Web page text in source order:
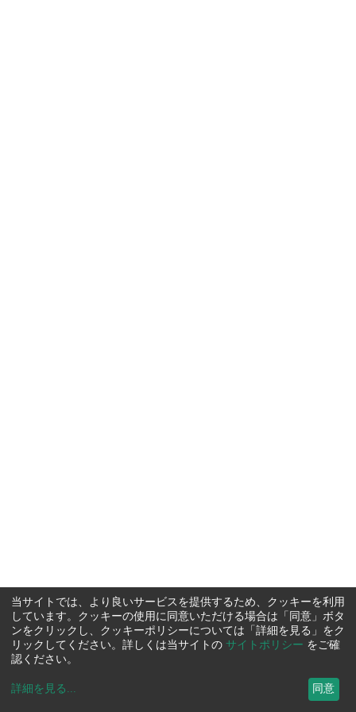
当サイトでは、より良いサービスを提供するため、クッキーを利用
しています。クッキーの使用に同意いただける場合は「同意」ボタ
ンをクリックし、クッキーポリシーについては「詳細を見る」をク
リックしてください。詳しくは当サイトの サイトポリシー をご確
認ください。
詳細を見る ... 同意